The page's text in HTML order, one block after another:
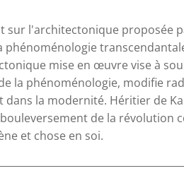
sur l'architectonique proposée
phénoménologie
mise en œuvre vise à
la phénoménologie, modifie
dans la modernité. Héritier de
de la révolution
et chose en soi.